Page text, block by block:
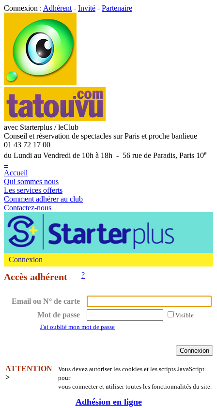
Connexion : Adhérent - Invité - Partenaire
avec Starterplus / leClub
Conseil et réservation de spectacles sur Paris et proche banlieue
01 43 72 17 00
du Lundi au Vendredi de 10h à 18h - 56 rue de Paradis, Paris 10e
≡
Accueil
Qui sommes nous
Les services offerts
Comment adhérer au club
Contactez-nous
Connexion
Accès adhérent ?
Email ou N° de carte
Mot de passe
Visible
J'ai oublié mon mot de passe
ATTENTION
>
Vous devez autoriser les cookies et les scripts JavaScript
pour
vous connecter et utiliser toutes les fonctionnalités du site.
Adhésion en ligne